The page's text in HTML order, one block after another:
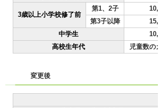
3歳以上小学校修了前
第1、2子
第3子以降
中学生
高校生年代
児童数のカ
変更後